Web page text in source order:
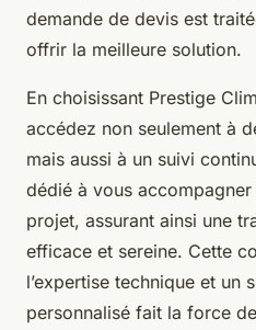
demande de devis est
offrir la meilleure solution.
En choisissant Prestige
accédez non seulement à
mais aussi à un suivi
dédié à vous
projet, assurant ainsi une
efficace et sereine. Cette
l’expertise technique et un
personnalisé fait la force